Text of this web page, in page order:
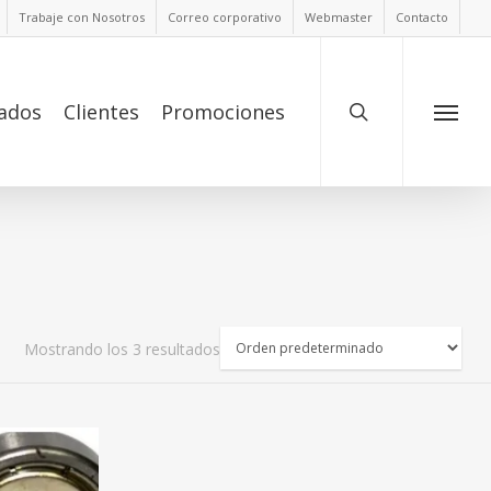
Trabaje con Nosotros Correo corporativo Webmaster Contacto
Clientes Promociones
Mostrando los 3 resultados